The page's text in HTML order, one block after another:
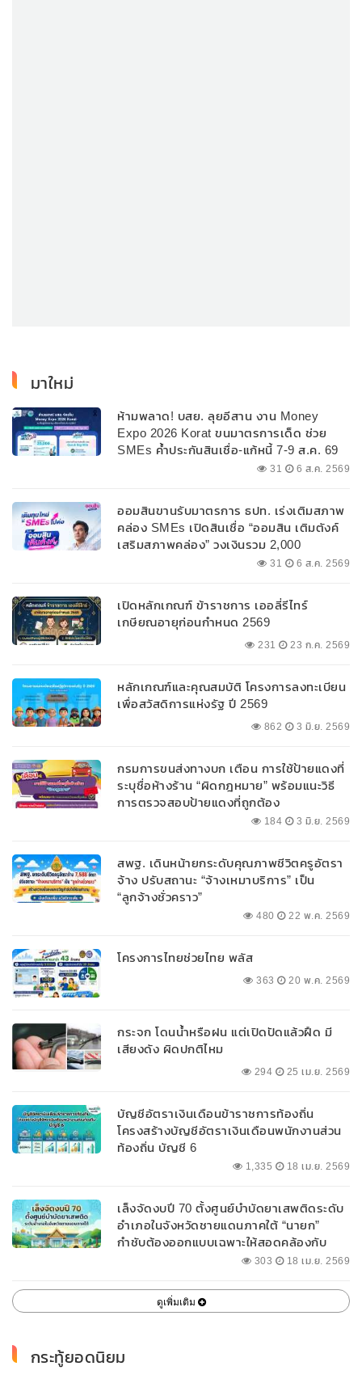
มาใหม่
ห้ามพลาด! บสย. ลุยอีสาน งาน Money
Expo 2026 Korat ขนมาตรการเด็ด ช่วย
SMEs ค้ำประกันสินเชื่อ-แก้หนี้ 7-9 ส.ค. 69
31 6 ส.ค. 2569
ออมสินขานรับมาตรการ ธปท. เร่งเติมสภาพ
คล่อง SMEs เปิดสินเชื่อ “ออมสิน เติมตังค์
เสริมสภาพคล่อง” วงเงินรวม 2,000
ลบ.สนับสนุนเงินทุนหมุนเวียนวงเงินกู้สูงสุด
31 6 ส.ค. 2569
เปิดหลักเกณฑ์ ข้าราชการ เออลี่รีไทร์
เกษียณอายุก่อนกำหนด 2569
231 23 ก.ค. 2569
หลักเกณฑ์และคุณสมบัติ โครงการลงทะเบียน
เพื่อสวัสดิการแห่งรัฐ ปี 2569
862 3 มิ.ย. 2569
กรมการขนส่งทางบก เตือน การใช้ป้ายแดงที่
ระบุชื่อห้างร้าน “ผิดกฎหมาย” พร้อมแนะวิธี
การตรวจสอบป้ายแดงที่ถูกต้อง
184 3 มิ.ย. 2569
สพฐ. เดินหน้ายกระดับคุณภาพชีวิตครูอัตรา
จ้าง ปรับสถานะ “จ้างเหมาบริการ” เป็น
“ลูกจ้างชั่วคราว”
480 22 พ.ค. 2569
โครงการไทยช่วยไทย พลัส
363 20 พ.ค. 2569
กระจก โดนน้ำหรือฝน แต่เปิดปัดแล้วฝืด มี
เสียงดัง ผิดปกติไหม
294 25 เม.ย. 2569
บัญชีอัตราเงินเดือนข้าราชการท้องถิ่น
โครงสร้างบัญชีอัตราเงินเดือนพนักงานส่วน
ท้องถิ่น บัญชี 6
1,335 18 เม.ย. 2569
เล็งจัดงบปี 70 ตั้งศูนย์บำบัดยาเสพติดระดับ
อำเภอในจังหวัดชายแดนภาคใต้ “นายก”
กำชับต้องออกแบบเฉพาะให้สอดคล้องกับ
303 18 เม.ย. 2569
ดูเพิ่มเติม
กระทู้ยอดนิยม